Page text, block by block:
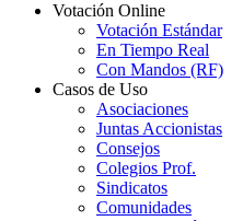
Votación Online
Votación Estándar
En Tiempo Real
Con Mandos (RF)
Casos de Uso
Asociaciones
Juntas Accionistas
Consejos
Colegios Prof.
Sindicatos
Comunidades